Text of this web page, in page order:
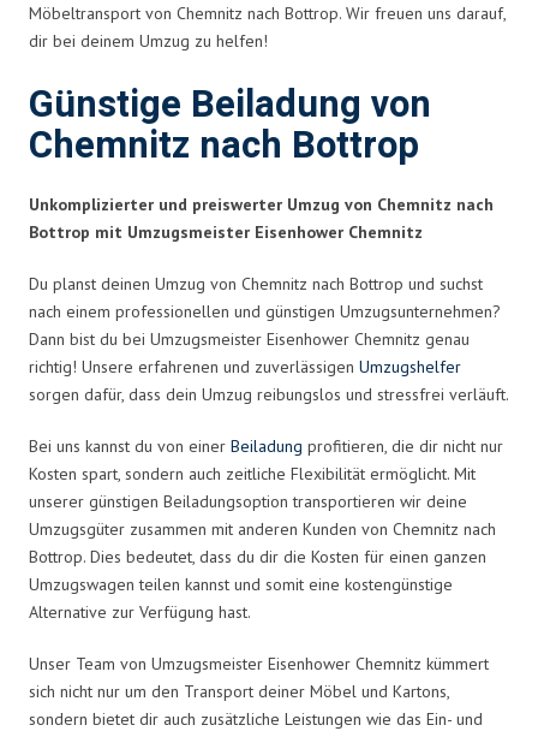
Möbeltransport von Chemnitz nach Bottrop. Wir freuen uns darauf,
dir bei deinem Umzug zu helfen!
Günstige Beiladung von
Chemnitz nach Bottrop
Unkomplizierter und preiswerter Umzug von Chemnitz nach
Bottrop mit Umzugsmeister Eisenhower Chemnitz
Du planst deinen Umzug von Chemnitz nach Bottrop und suchst
nach einem professionellen und günstigen Umzugsunternehmen?
Dann bist du bei Umzugsmeister Eisenhower Chemnitz genau
richtig! Unsere erfahrenen und zuverlässigen Umzugshelfer
sorgen dafür, dass dein Umzug reibungslos und stressfrei verläuft.
Bei uns kannst du von einer Beiladung profitieren, die dir nicht nur
Kosten spart, sondern auch zeitliche Flexibilität ermöglicht. Mit
unserer günstigen Beiladungsoption transportieren wir deine
Umzugsgüter zusammen mit anderen Kunden von Chemnitz nach
Bottrop. Dies bedeutet, dass du dir die Kosten für einen ganzen
Umzugswagen teilen kannst und somit eine kostengünstige
Alternative zur Verfügung hast.
Unser Team von Umzugsmeister Eisenhower Chemnitz kümmert
sich nicht nur um den Transport deiner Möbel und Kartons,
sondern bietet dir auch zusätzliche Leistungen wie das Ein- und